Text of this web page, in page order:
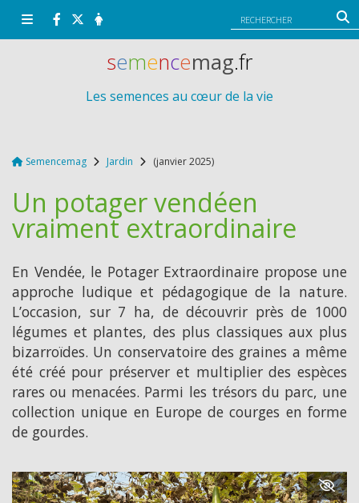
Semencemag Jardin (janvier 2025)
Un potager vendéen
vraiment extraordinaire
En Vendée, le Potager Extraordinaire propose une
approche ludique et pédagogique de la nature.
L’occasion, sur 7 ha, de découvrir près de 1000
légumes et plantes, des plus classiques aux plus
bizarroïdes. Un conservatoire des graines a même
été créé pour préserver et multiplier des espèces
rares ou menacées. Parmi les trésors du parc, une
collection unique en Europe de courges en forme
de gourdes.
semencemag.fr
Les semences au cœur de la vie
Panneau de gestion des cookies